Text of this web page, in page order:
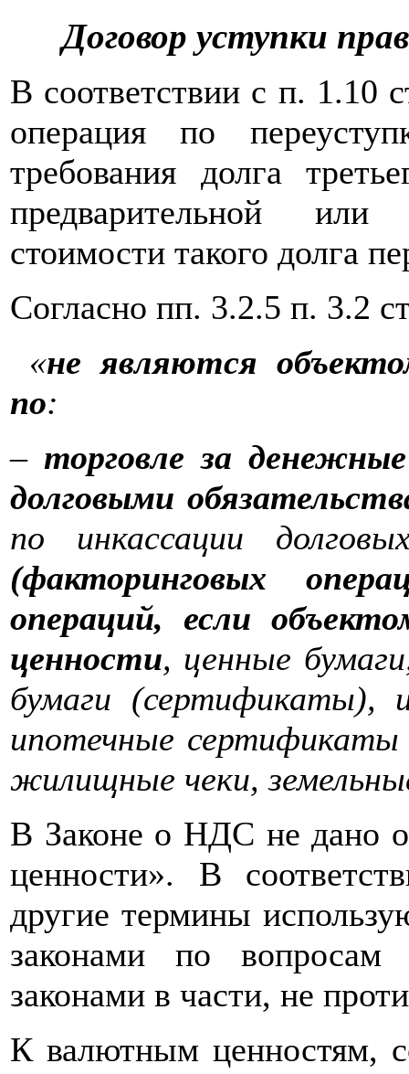
Договор уступки
В соответствии с п. 1.10
операция по
требования долга
предварительной или
стоимости такого долга
Согласно пп. 3.2.5 п. 3.2
«не являются
по:
– торговле за
долговыми
по инкассации
(факторинговых
операций, если
ценности, ценные
бумаги (сертификаты),
ипотечные сертификаты
жилищные чеки,
В Законе о НДС не дано
ценности». В
другие термины
законами по вопросам
законами в части, не
К валютным ценностям,